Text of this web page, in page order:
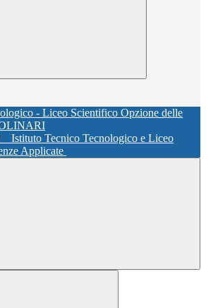
Istituto Tecnico Tecnologico e Liceo
Applicate